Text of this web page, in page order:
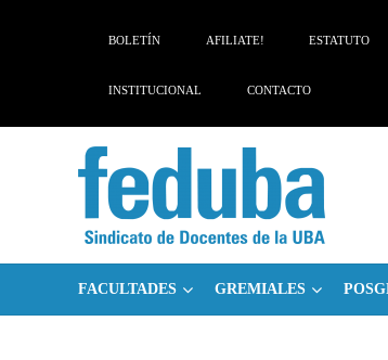
BOLETÍN AFILIATE! ESTATUTO
INSTITUCIONAL CONTACTO
FACULTADES GREMIALES